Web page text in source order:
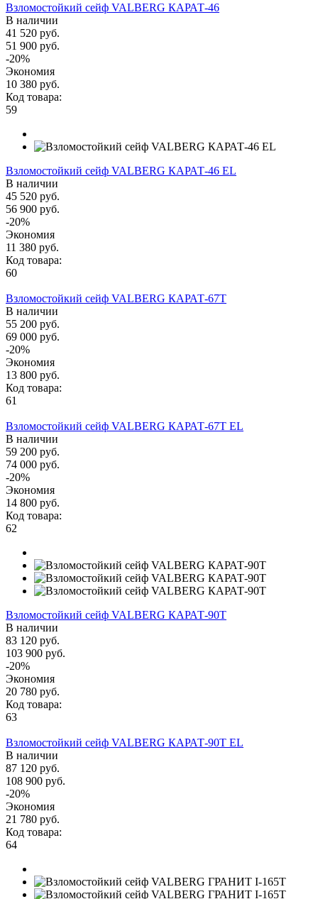
Взломостойкий сейф VALBERG КАРАТ-46
В наличии
41 520 руб.
51 900 руб.
-20%
Экономия
10 380 руб.
Код товара:
59
Взломостойкий сейф VALBERG КАРАТ-46 EL
В наличии
45 520 руб.
56 900 руб.
-20%
Экономия
11 380 руб.
Код товара:
60
Взломостойкий сейф VALBERG КАРАТ-67T
В наличии
55 200 руб.
69 000 руб.
-20%
Экономия
13 800 руб.
Код товара:
61
Взломостойкий сейф VALBERG КАРАТ-67T EL
В наличии
59 200 руб.
74 000 руб.
-20%
Экономия
14 800 руб.
Код товара:
62
Взломостойкий сейф VALBERG КАРАТ-90Т
В наличии
83 120 руб.
103 900 руб.
-20%
Экономия
20 780 руб.
Код товара:
63
Взломостойкий сейф VALBERG КАРАТ-90T EL
В наличии
87 120 руб.
108 900 руб.
-20%
Экономия
21 780 руб.
Код товара:
64